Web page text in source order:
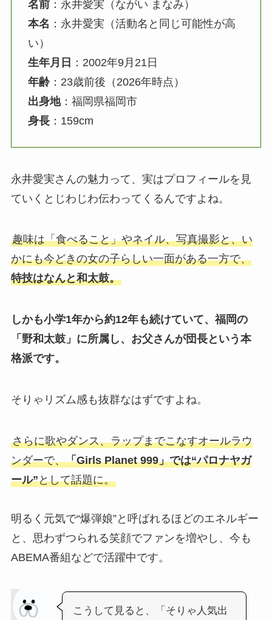
名前：永井愛実（ながい まなみ）
本名 ：永井愛実（活動名と同じ可能性が高
い）
生年月日 ：2002年9月21日
年齢：23歳前後（2026年時点）
出身地：福岡県福岡市
身長：159cm
永井愛実さんの魅力って、実はプロフィールを見
ていくとじわじわ伝わってくるんですよね。
趣味は「食べること」やネイル、写真撮影と、い
かにも今どきの女の子らしい一面がある一方で、
特技はなんと和太鼓。
しかも小学1年から約12年も続けていて、福岡の
「野和太鼓」に所属し、お父さんが団長という本
格派です。
そりゃリズム感も抜群なはずですよね。
さらに歌やダンス、ラップまでこなすオールラウ
ンダーで、「Girls Planet 999」では“パロナヤガ
ール”として話題に。
明るく元気で“爆弾娘”と呼ばれるほどのエネルギー
と、思わずつられる笑顔でファンを増やし、今も
ABEMA番組などで活躍中です。
こうして見ると、「そりゃ人気出